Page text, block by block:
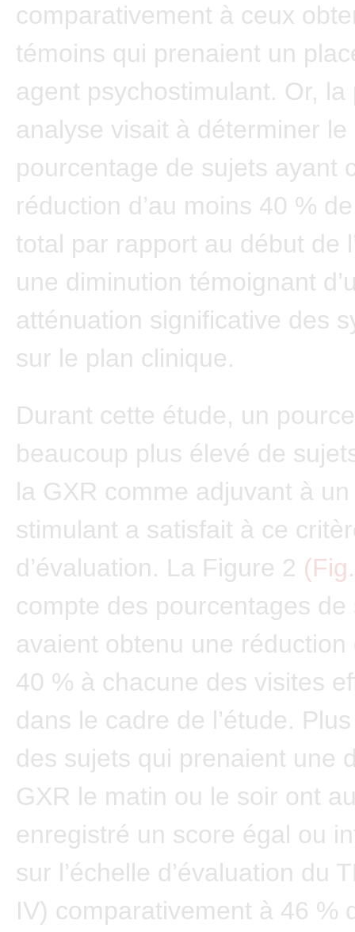
comparativement à ceux
témoins qui prenaient un
agent psychostimulant. Or, la
analyse visait à déterminer le
pourcentage de sujets ayant
réduction d’au moins 40 %
total par rapport au début de
une diminution témoignant
atténuation significative des
sur le plan clinique.
Durant cette étude, un
beaucoup plus élevé de
la GXR comme adjuvant à
stimulant a satisfait à ce
d’évaluation. La Figure 2
compte des pourcentages de
avaient obtenu une réduction
40 % à chacune des visites
dans le cadre de l’étude.
des sujets qui prenaient une
GXR le matin ou le soir ont
enregistré un score égal ou
sur l’échelle d’évaluation du
IV) comparativement à 46 %